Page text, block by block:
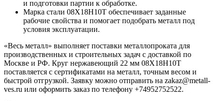
и подготовки партии к обработке.
Марка стали 08Х18Н10Т обеспечивает заданные
рабочие свойства и помогает подобрать металл под
условия эксплуатации.
«Весь металл» выполняет поставки металлопроката для
производственных и строительных задач с доставкой по
Москве и РФ. Круг нержавеющий 22 мм 08Х18Н10Т
поставляется с сертификатами на металл, точным весом и
быстрой отгрузкой. Заявку можно отправить на zakaz@metall-
ves.ru или оформить заказ по телефону +74952752522.